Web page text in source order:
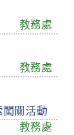
教務處
教務處
關活動
教務處